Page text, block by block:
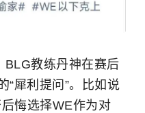
BLG教练丹神在赛后
“犀利提问”。比如说
悔选择WE作为对